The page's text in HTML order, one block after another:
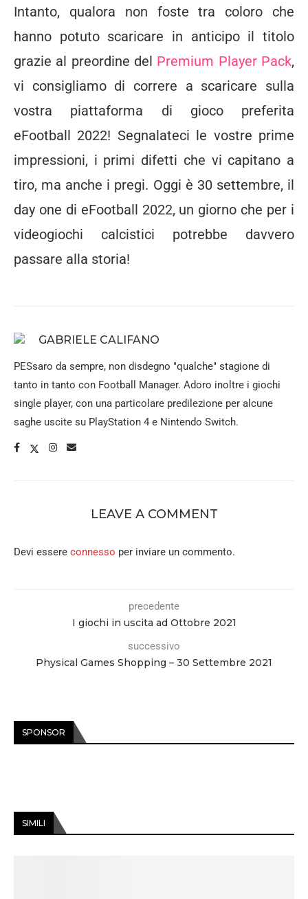
Intanto, qualora non foste tra coloro che
hanno potuto scaricare in anticipo il titolo
grazie al preordine del Premium Player Pack,
vi consigliamo di correre a scaricare sulla
vostra piattaforma di gioco preferita
eFootball 2022! Segnalateci le vostre prime
impressioni, i primi difetti che vi capitano a
tiro, ma anche i pregi. Oggi è 30 settembre, il
day one di eFootball 2022, un giorno che per i
videogiochi calcistici potrebbe davvero
passare alla storia!
GABRIELE CALIFANO
PESsaro da sempre, non disdegno "qualche" stagione di
tanto in tanto con Football Manager. Adoro inoltre i giochi
single player, con una particolare predilezione per alcune
saghe uscite su PlayStation 4 e Nintendo Switch.
LEAVE A COMMENT
Devi essere connesso per inviare un commento.
precedente
I giochi in uscita ad Ottobre 2021
successivo
Physical Games Shopping – 30 Settembre 2021
SPONSOR
SIMILI